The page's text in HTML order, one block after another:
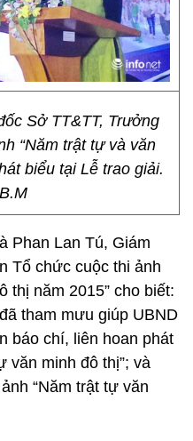
Sở TT&TT, Trưởng
“Năm trật tự và văn
biểu tại Lễ trao giải.
Phan Lan Tú, Giám
Tổ chức cuộc thi ảnh
thị năm 2015” cho biết:
tham mưu giúp UBND
báo chí, liên hoan phát
văn minh đô thị”; và
“Năm trật tự văn